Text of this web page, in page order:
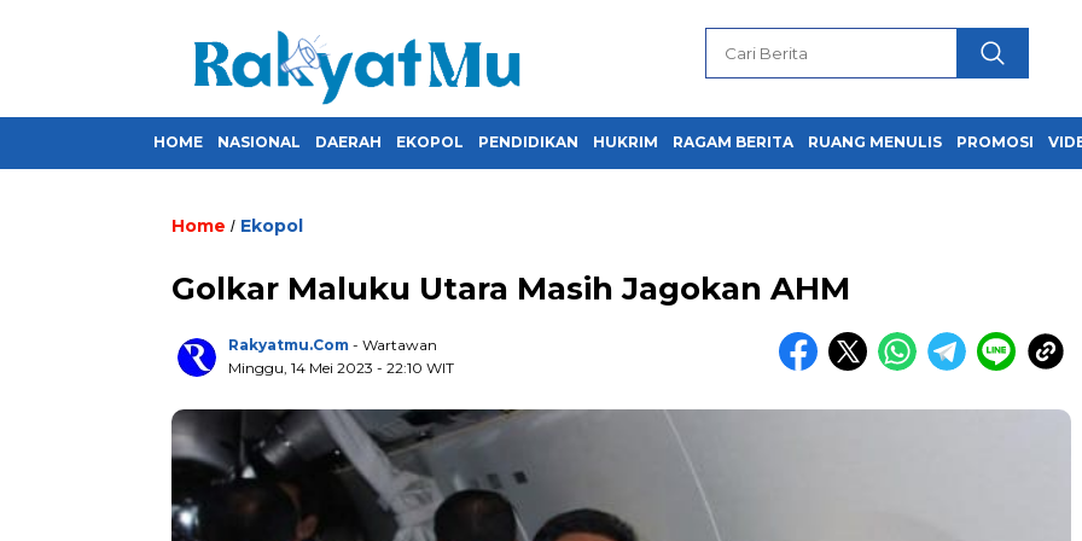
HOME NASIONAL DAERAH EKOPOL PENDIDIKAN HUKRIM RAGAM BERITA RUANG MENULIS PROMOSI
Home / Ekopol
Golkar Maluku Utara Masih Jagokan AHM
Rakyatmu.com - Wartawan
Minggu, 14 Mei 2023 - 22:10 WIT